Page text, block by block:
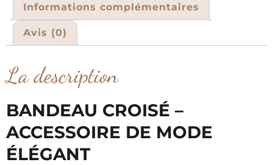
Informations complémentaires
Avis (0)
La description
BANDEAU CROISÉ –
ACCESSOIRE DE MODE
ÉLÉGANT